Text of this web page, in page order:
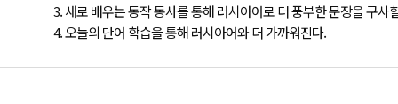
3. 새로 배우는 동작 동사를 통해 러시아어로 더 풍부한 문장을 구사
4. 오늘의 단어 학습을 통해 러시아어와 더 가까워진다.